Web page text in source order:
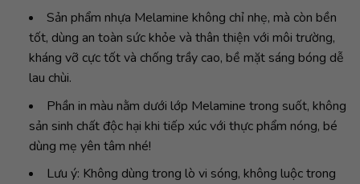
Sản phẩm nhựa Melamine không chỉ nhẹ, mà còn bền
tốt, dùng an toàn sức khỏe và thân thiện với môi trường,
kháng vỡ cực tốt và chống trầy cao, bề mặt sáng bóng dễ
lau chùi.
Phần in màu nằm dưới lớp Melamine trong suốt, không
sản sinh chất độc hại khi tiếp xúc với thực phẩm nóng, bé
dùng mẹ yên tâm nhé!
Lưu ý: Không dùng trong lò vi sóng, không luộc trong